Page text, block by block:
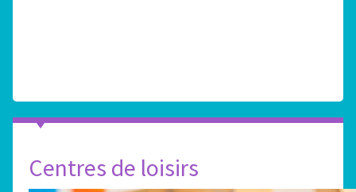
Centres de loisirs